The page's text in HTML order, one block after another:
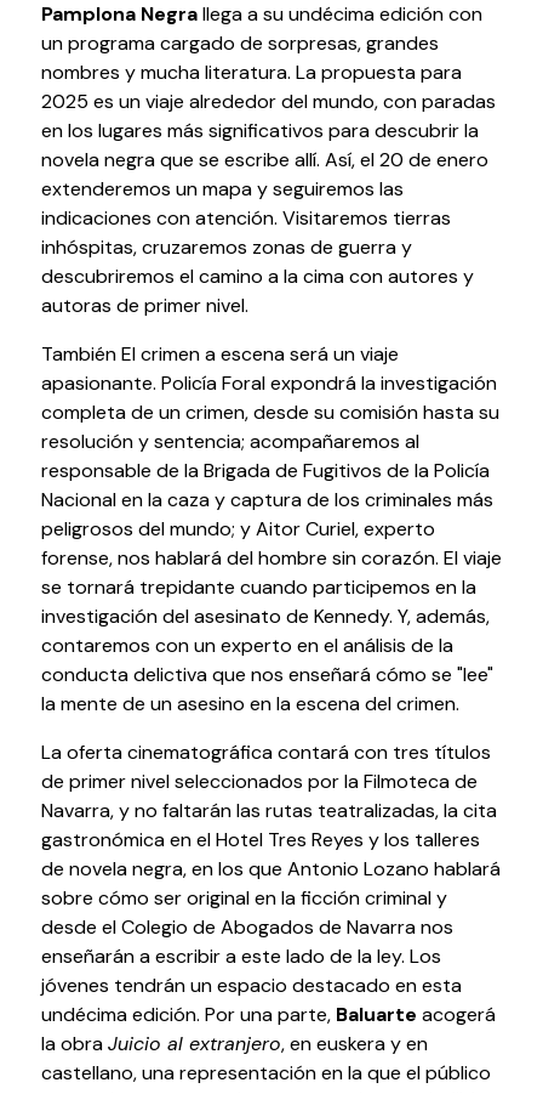
Histórico
Organiza
Espacios
Tour Virtual
Servicios
Organizar evento
Testimonios
Últimos Eventos
Baluarte
¿Qué es Baluarte?
Taquilla
Cómo llegar
Contacto
Espacio accesible
Actualidad
Noticias
Preguntas frecuentes
Política de privacidad y Aviso Legal Cookies
Accesibilidad
web
Pamplona Negrallega a su undécima edición con
un programa cargado de sorpresas, grandes
nombres y mucha literatura. La propuesta para
2025 es un viaje alrededor del mundo, con paradas
en los lugares más significativos para descubrir la
novela negra que se escribe allí. Así, el 20 de enero
extenderemos un mapa y seguiremos las
indicaciones con atención. Visitaremos tierras
inhóspitas, cruzaremos zonas de guerra y
descubriremos el camino a la cima con autores y
autoras de primer nivel.
También El crimen a escena será un viaje
apasionante. Policía Foral expondrá la investigación
completa de un crimen, desde su comisión hasta su
resolución y sentencia; acompañaremos al
responsable de la Brigada de Fugitivos de la Policía
Nacional en la caza y captura de los criminales más
peligrosos del mundo; y Aitor Curiel, experto
forense, nos hablará del hombre sin corazón. El viaje
se tornará trepidante cuando participemos en la
investigación del asesinato de Kennedy. Y, además,
contaremos con un experto en el análisis de la
conducta delictiva que nos enseñará cómo se "lee"
la mente de un asesino en la escena del crimen.
La oferta cinematográfica contará con tres títulos
de primer nivel seleccionados por la Filmoteca de
Navarra, y no faltarán las rutas teatralizadas, la cita
gastronómica en el Hotel Tres Reyes y los talleres
de novela negra, en los que Antonio Lozano hablará
sobre cómo ser original en la ficción criminal y
desde el Colegio de Abogados de Navarra nos
enseñarán a escribir a este lado de la ley. Los
jóvenes tendrán un espacio destacado en esta
undécima edición. Por una parte, Baluarte acogerá
la obraJuicio al extranjero, en euskera y en
castellano, una representación en la que el público